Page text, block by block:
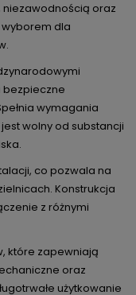
niezawodnością oraz
wyborem dla
wymagania
wolny od substancji
co pozwala na
Konstrukcja
z różnymi
które zapewniają
oraz
użytkowanie